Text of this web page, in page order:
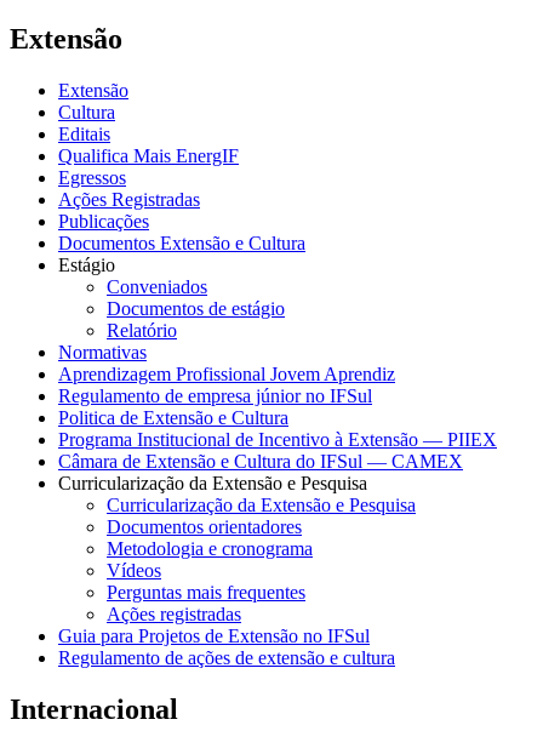
Extensão
Extensão
Cultura
Editais
Qualifica Mais EnergIF
Egressos
Ações Registradas
Publicações
Documentos Extensão e Cultura
Estágio
Conveniados
Documentos de estágio
Relatório
Normativas
Aprendizagem Profissional Jovem Aprendiz
Regulamento de empresa júnior no IFSul
Politica de Extensão e Cultura
Programa Institucional de Incentivo à Extensão — PIIEX
Câmara de Extensão e Cultura do IFSul — CAMEX
Curricularização da Extensão e Pesquisa
Curricularização da Extensão e Pesquisa
Documentos orientadores
Metodologia e cronograma
Vídeos
Perguntas mais frequentes
Ações registradas
Guia para Projetos de Extensão no IFSul
Regulamento de ações de extensão e cultura
Internacional